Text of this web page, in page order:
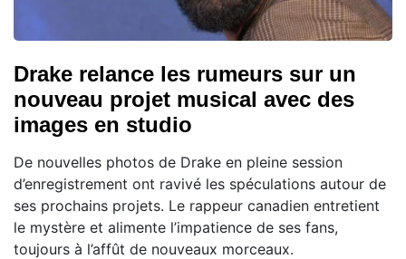
Drake relance les rumeurs sur un
nouveau projet musical avec des
images en studio
De nouvelles photos de Drake en pleine session
d’enregistrement ont ravivé les spéculations autour de
ses prochains projets. Le rappeur canadien entretient
le mystère et alimente l’impatience de ses fans,
toujours à l’affût de nouveaux morceaux.